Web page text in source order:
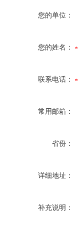
您的单位：
您的姓名：
联系电话：
常用邮箱：
省份：
详细地址：
补充说明：